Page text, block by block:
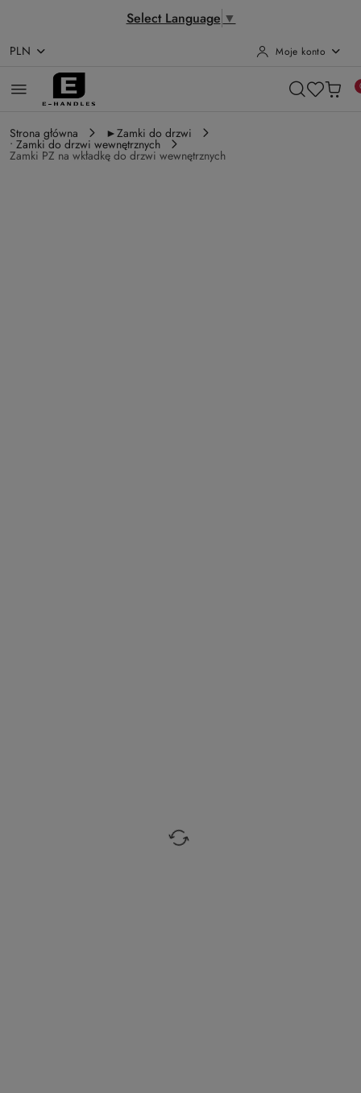
Select Language ▼
Przejdź do treści głównej
Przejdź do wyszukiwarki
Przejdź do moje konto
Przejdź do menu głównego
Przejdź do opisu produktu
Przejdź do stopki
PLN Moje konto
Strona główna ►Zamki do drzwi
• Zamki do drzwi wewnętrznych
Zamki PZ na wkładkę do drzwi wewnętrznych